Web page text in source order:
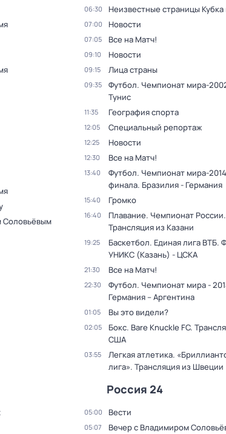
Соловьёвым
06:30 Неизвестные страницы
07:00 Новости
07:05 Все на Матч!
09:10 Новости
09:15 Лица страны
09:35
Футбол. Чемпионат мира-
Тунис
11:35 География спорта
12:05 Специальный репортаж
12:25 Новости
12:30 Все на Матч!
13:40
Футбол. Чемпионат мира-
финала. Бразилия - Германия
15:40 Громко
16:40
Плавание. Чемпионат России.
Трансляция из Казани
19:25
Баскетбол. Единая лига ВТБ.
УНИКС (Казань) - ЦСКА
21:30 Все на Матч!
22:30
Футбол. Чемпионат мира -
Германия – Аргентина
01:05 Вы это видели?
02:05
Бокс. Bare Knuckle FC.
США
03:55
Легкая атлетика.
лига». Трансляция из Швеции
Россия 24
05:00 Вести
05:07 Вечер с Владимиром